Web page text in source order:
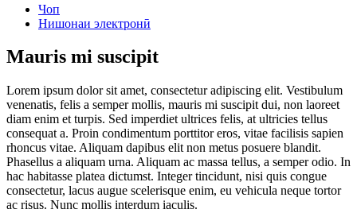
Чоп
Нишонаи электронӣ
Mauris mi suscipit
Lorem ipsum dolor sit amet, consectetur adipiscing elit. Vestibulum
venenatis, felis a semper mollis, mauris mi suscipit dui, non laoreet
diam enim et turpis. Sed imperdiet ultrices felis, at ultricies tellus
consequat a. Proin condimentum porttitor eros, vitae facilisis sapien
rhoncus vitae. Aliquam dapibus elit non metus posuere blandit.
Phasellus a aliquam urna. Aliquam ac massa tellus, a semper odio. In
hac habitasse platea dictumst. Integer tincidunt, nisi quis congue
consectetur, lacus augue scelerisque enim, eu vehicula neque tortor
ac risus. Nunc mollis interdum iaculis.